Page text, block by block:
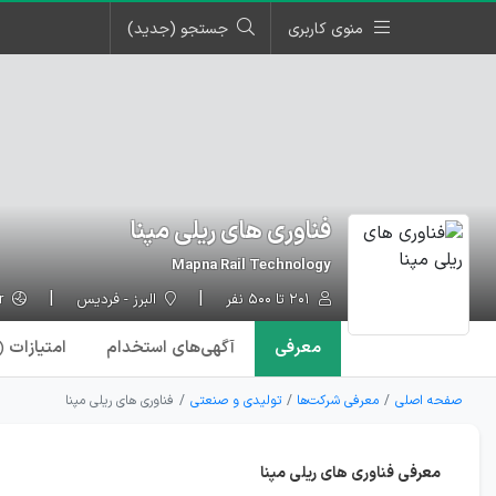
منوی کاربری جستجو (جدید)
فناوری های ریلی مپنا
Mapna Rail Technology
البرز - فردیس maptec.ir
معرفی آگهی‌های استخدام امتیازات
صفحه اصلی معرفی شرکت‌ها تولیدی و صنعتی فناوری های ریلی مپنا
معرفی فناوری های ریلی مپنا